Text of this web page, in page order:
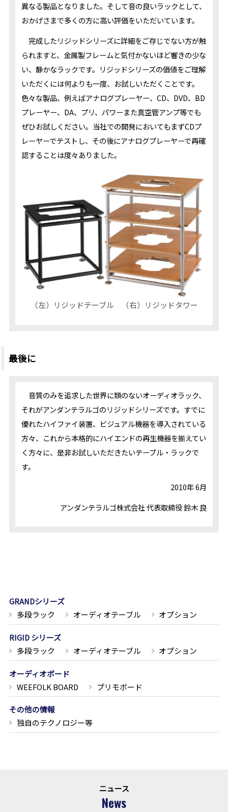
異なる製品となりました。そして音の良いラックとして、
おかげさまで多くの方に高い評価をいただいています。
完成したリジッドシリーズに詳細をご存じでない方が触
られますと、金属製フレームと気付かないほど響きの少な
い、静かなラックです。リジッドシリーズの価値をご理解
いただくには何よりも一度、お試しいただくことです。
色々な製品、例えばアナログプレーヤー、CD、DVD、BD
プレーヤー、DA、プリ、パワーまた真空管アンプ等でも
ぜひお試しください。当社での開発においてもまずCDプ
レーヤーでテストし、その後にアナログプレーヤーで再確
認することは度々ありました。
（左）リジッドテーブル （右）リジッドタワー
最後に
音質のみを追求した世界に類のないオーディオラック、
それがアンダンテラルゴのリジッドシリーズです。すでに
優れたハイファイ装置、ビジュアル機器を導入されている
方々、これから本格的にハイエンドの再生機器を揃えてい
く方々に、是非お試しいただきたいテーブル・ラックで
す。
2010年 6月
アンダンテラルゴ株式会社 代表取締役 鈴木 良
GRANDシリーズ
多段ラック
オーディオテーブル オプション
RIGID シリーズ
多段ラック
オーディオテーブル オプション
オーディオボード
WEEFOLK BOARD
プリモボード
その他の情報
独自のテクノロジー等
ニュース
News